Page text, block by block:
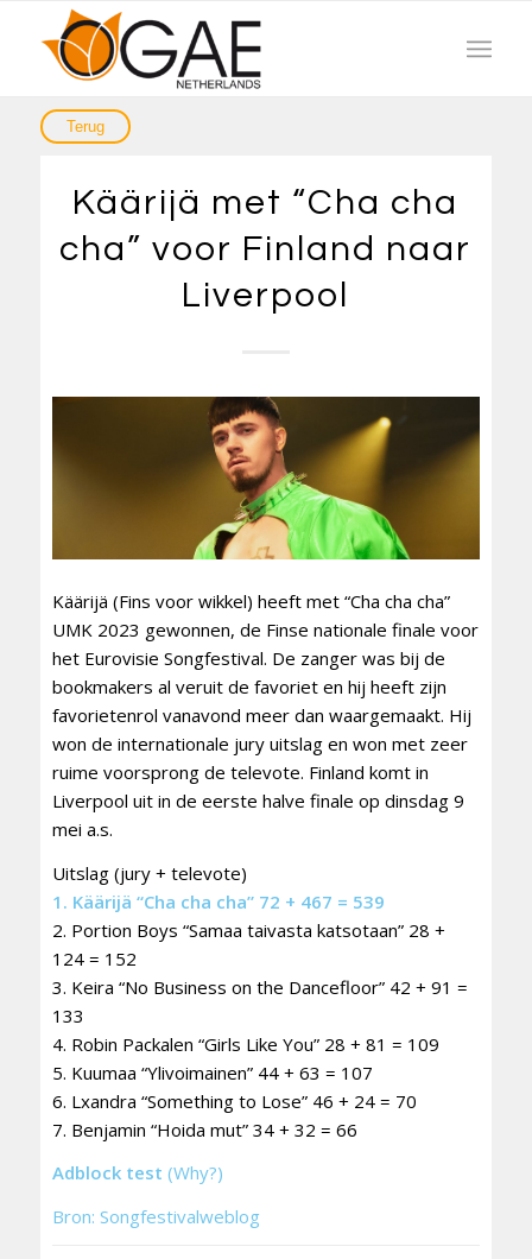
Käärijä met “Cha cha
cha” voor Finland naar
Liverpool
Käärijä (Fins voor wikkel) heeft met “Cha cha cha”
UMK 2023 gewonnen, de Finse nationale finale voor
het Eurovisie Songfestival. De zanger was bij de
bookmakers al veruit de favoriet en hij heeft zijn
favorietenrol vanavond meer dan waargemaakt. Hij
won de internationale jury uitslag en won met zeer
ruime voorsprong de televote. Finland komt in
Liverpool uit in de eerste halve finale op dinsdag 9
mei a.s.
Uitslag (jury + televote)
1. Käärijä “Cha cha cha” 72 + 467 = 539
2. Portion Boys “Samaa taivasta katsotaan” 28 +
124 = 152
3. Keira “No Business on the Dancefloor” 42 + 91 =
133
4. Robin Packalen “Girls Like You” 28 + 81 = 109
5. Kuumaa “Ylivoimainen” 44 + 63 = 107
6. Lxandra “Something to Lose” 46 + 24 = 70
7. Benjamin “Hoida mut” 34 + 32 = 66
Adblock test (Why?)
Bron: Songfestivalweblog